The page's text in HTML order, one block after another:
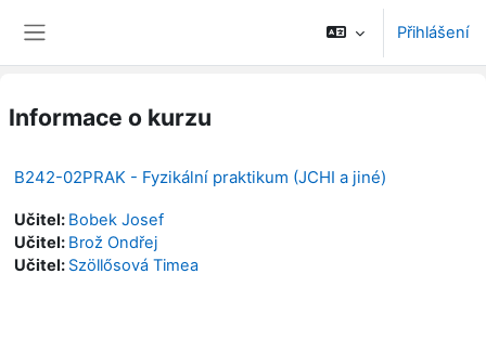
Přihlášení
Informace o kurzu
B242-02PRAK - Fyzikální praktikum (JCHI a jiné)
Učitel: Bobek Josef
Učitel: Brož Ondřej
Učitel: Szöllősová Timea